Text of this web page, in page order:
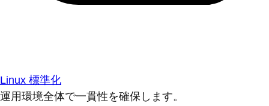
Linux 標準化
運用環境全体で一貫性を確保します。